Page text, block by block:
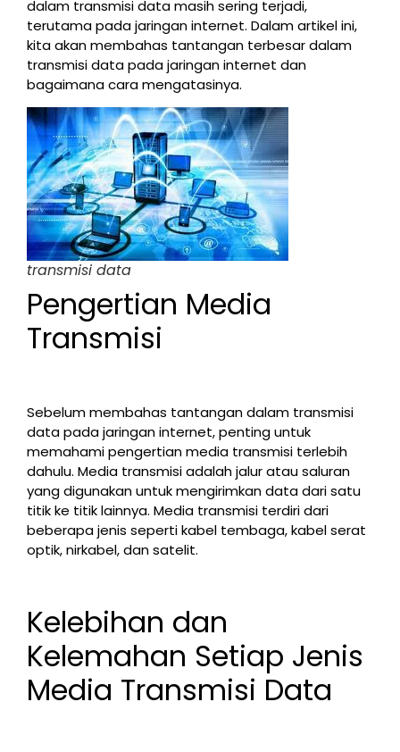
dalam transmisi data masih sering terjadi,
terutama pada jaringan internet. Dalam artikel ini,
kita akan membahas tantangan terbesar dalam
transmisi data pada jaringan internet dan
bagaimana cara mengatasinya.
transmisi data
Pengertian Media
Transmisi
Sebelum membahas tantangan dalam transmisi
data pada jaringan internet, penting untuk
memahami pengertian media transmisi terlebih
dahulu. Media transmisi adalah jalur atau saluran
yang digunakan untuk mengirimkan data dari satu
titik ke titik lainnya. Media transmisi terdiri dari
beberapa jenis seperti kabel tembaga, kabel serat
optik, nirkabel, dan satelit.
Kelebihan dan
Kelemahan Setiap Jenis
Media Transmisi Data